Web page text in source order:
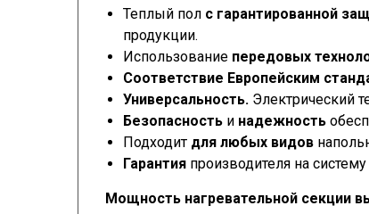
Теплый пол с гарантированной
продукции.
Использование передовых
Соответствие Европейским
Универсальность. Электрический
Безопасность и надежность
Подходит для любых видов
Гарантия производителя на
Мощность нагревательной секции